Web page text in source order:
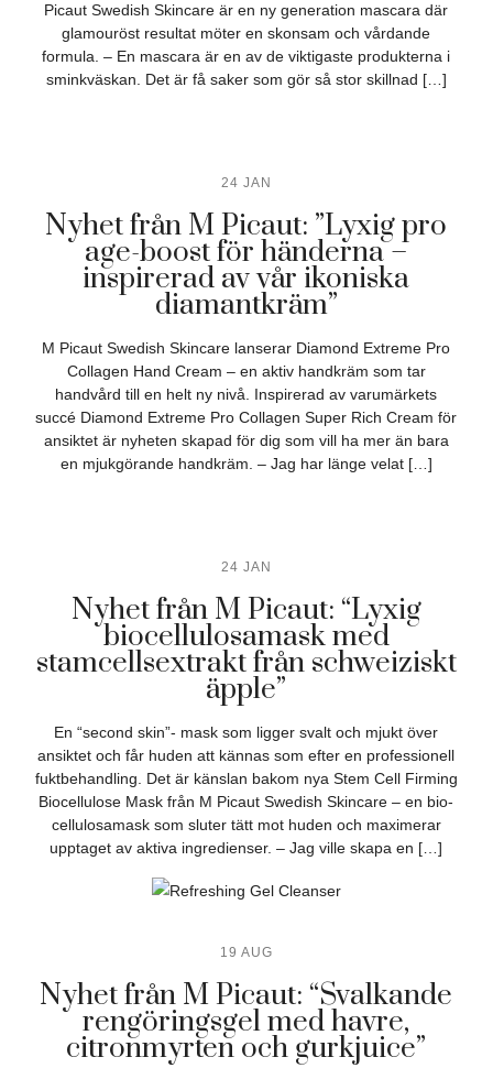
Picaut Swedish Skincare är en ny generation mascara där
glamouröst resultat möter en skonsam och vårdande
formula. – En mascara är en av de viktigaste produkterna i
sminkväskan. Det är få saker som gör så stor skillnad […]
24 JAN
Nyhet från M Picaut: ”Lyxig pro
age-boost för händerna –
inspirerad av vår ikoniska
diamantkräm”
M Picaut Swedish Skincare lanserar Diamond Extreme Pro
Collagen Hand Cream – en aktiv handkräm som tar
handvård till en helt ny nivå. Inspirerad av varumärkets
succé Diamond Extreme Pro Collagen Super Rich Cream för
ansiktet är nyheten skapad för dig som vill ha mer än bara
en mjukgörande handkräm. – Jag har länge velat […]
24 JAN
Nyhet från M Picaut: “Lyxig
biocellulosamask med
stamcellsextrakt från schweiziskt
äpple”
En “second skin”- mask som ligger svalt och mjukt över
ansiktet och får huden att kännas som efter en professionell
fuktbehandling. Det är känslan bakom nya Stem Cell Firming
Biocellulose Mask från M Picaut Swedish Skincare – en bio-
cellulosamask som sluter tätt mot huden och maximerar
upptaget av aktiva ingredienser. – Jag ville skapa en […]
19 AUG
Nyhet från M Picaut: “Svalkande
rengöringsgel med havre,
citronmyrten och gurkjuice”